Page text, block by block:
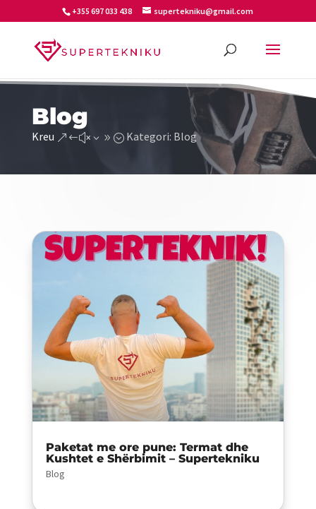
+355 697 033 438 supertekniku@gmail.com
Blog
Kreu &#x39; Kategori: Blog
Paketat me ore pune: Termat dhe
Kushtet e Shërbimit – Supertekniku
Blog